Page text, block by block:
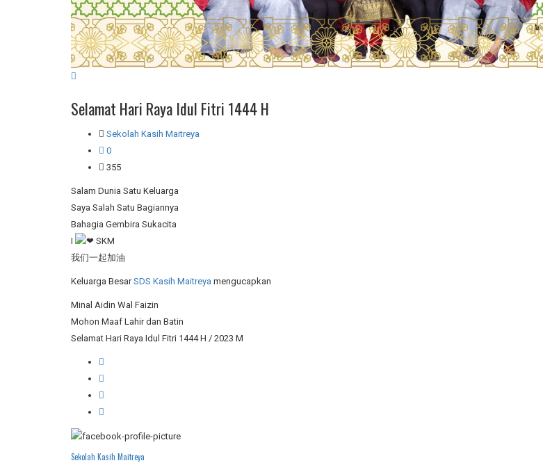
Selamat Hari Raya Idul Fitri 1444 H
Sekolah Kasih Maitreya
0
355
Salam Dunia Satu Keluarga
Saya Salah Satu Bagiannya
Bahagia Gembira Sukacita
I
SKM
我们一起加油
Keluarga BesarSDS Kasih Maitreya mengucapkan
Minal Aidin Wal Faizin
Mohon Maaf Lahir dan Batin
Selamat Hari Raya Idul Fitri 1444 H / 2023 M
Sekolah Kasih Maitreya